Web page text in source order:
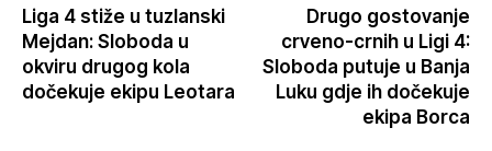
Liga 4 stiže u tuzlanski
Mejdan: Sloboda u
okviru drugog kola
dočekuje ekipu Leotara
Drugo gostovanje
crveno-crnih u Ligi 4:
Sloboda putuje u Banja
Luku gdje ih dočekuje
ekipa Borca